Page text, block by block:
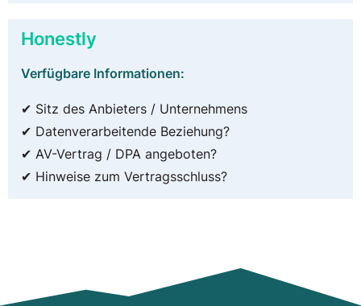
Honestly
Verfügbare Informationen:
✔ Sitz des Anbieters / Unternehmens
✔ Datenverarbeitende Beziehung?
✔ AV-Vertrag / DPA angeboten?
✔ Hinweise zum Vertragsschluss?